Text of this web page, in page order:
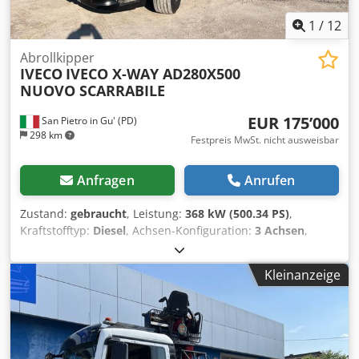
1 / 12
San Pietro in Gu' (PD)
298 km
Abrollkipper
IVECO IVECO X-WAY AD280X500
NUOVO SCARRABILE
EUR 175’000
Festpreis MwSt. nicht ausweisbar
Anfragen Anrufen
Zustand: gebraucht, Leistung: 368 kW (500.34 PS),
Kraftstofftyp: Diesel, Achsen-Konfiguration: 3 Achsen,
Automatisch
Euro6, Baujahr:2026, TITEL: IVECO X-WAY AD280X500
NEUES ABROLLKIPPER-FAHRGESTELL VORDERACHSE MIT
BLATTFEDERUNG UND HINTERACHSE MIT LUFTFEDERUNG
6X2 REF: 25C27 Chodpsycmthofx Ahksa JAHR: neu PS: 500
HUBRAUM: 12.882 EURO NORM: 6 KM-STAND: 0 GETRIEBE:
Automatik DIFFERENTIALSPERRE: ja RETARDER/INTARDER:
Kleinanzeige